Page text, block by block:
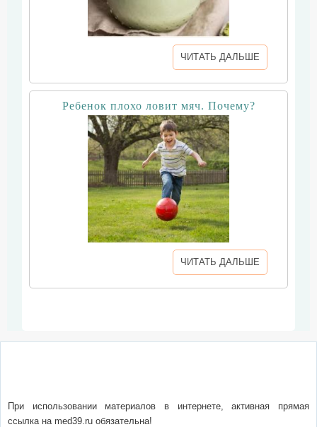
ЧИТАТЬ ДАЛЬШЕ
Ребенок плохо ловит мяч. Почему?
ЧИТАТЬ ДАЛЬШЕ
При использовании материалов в интернете, активная прямая
ссылка на med39.ru обязательна!